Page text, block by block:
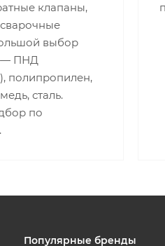
клапаны,
выбор
— ПНД
полипропилен,
сталь.
по
Популярные бренды